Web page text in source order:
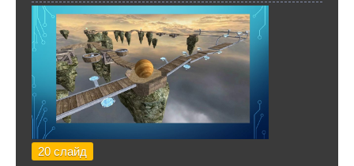
20 слайд